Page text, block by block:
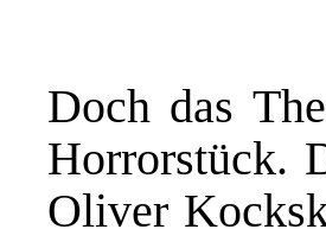
Doch das
Horrorstück.
Oliver